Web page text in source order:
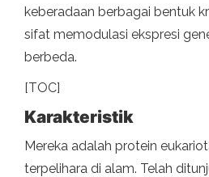
keberadaan berbagai bentuk
sifat memodulasi ekspresi
berbeda.
[TOC]
Karakteristik
Mereka adalah protein
terpelihara di alam. Telah